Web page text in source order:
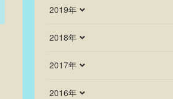
2019年
2018年
2017年
2016年